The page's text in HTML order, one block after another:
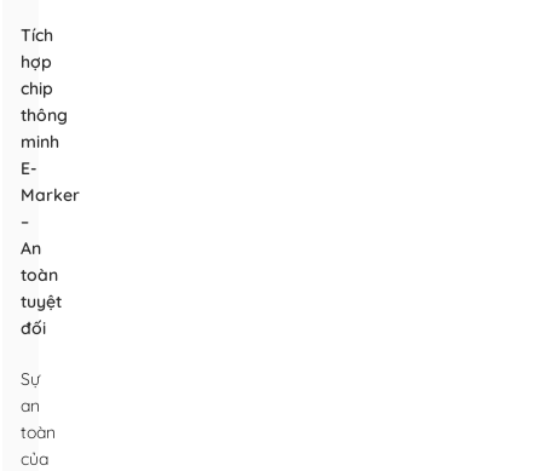
Tích
hợp
chip
thông
minh
E-
Marker
–
An
toàn
tuyệt
đối
Sự
an
toàn
của